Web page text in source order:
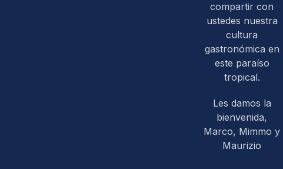
compartir con
ustedes nuestra
cultura
gastronómica en
este paraíso
tropical.
Les damos la
bienvenida,
Marco, Mimmo y
Maurizio